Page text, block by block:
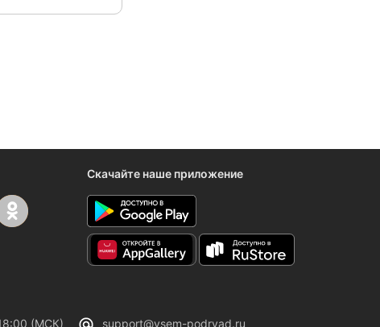
Скачайте наше приложение
(МСК) support@vsem-podryad.ru